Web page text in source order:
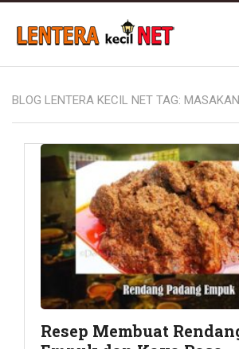
BLOG LENTERA KECIL NET TAG:
Resep Membuat